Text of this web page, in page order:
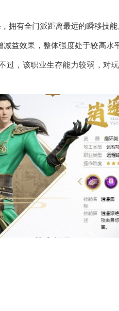
拥有全门派距离最远的瞬移技能
益效果，整体强度处于较高水
过，该职业生存能力较弱，对